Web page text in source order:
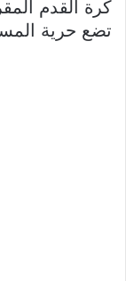
كرة القدم
تضع حرية